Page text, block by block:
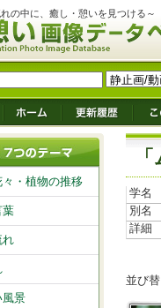
の中に、癒し・憩いを見つける～
学名
別名
詳細
並び
々・植物の推移
葉
れ
風景